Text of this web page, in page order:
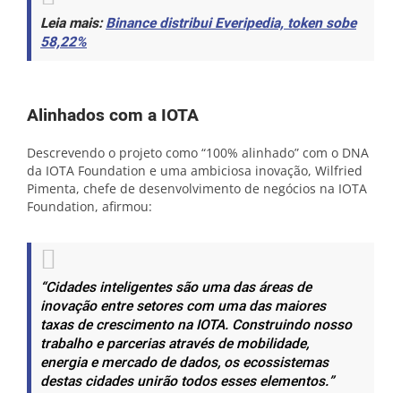
Leia mais:Binance distribui Everipedia, token sobe
58,22%
Alinhados com a IOTA
Descrevendo o projeto como “100% alinhado” com o DNA
da IOTA Foundation e uma ambiciosa inovação, Wilfried
Pimenta, chefe de desenvolvimento de negócios na IOTA
Foundation, afirmou:
“Cidades inteligentes são uma das áreas de
inovação entre setores com uma das maiores
taxas de crescimento na IOTA. Construindo nosso
trabalho e parcerias através de mobilidade,
energia e mercado de dados, os ecossistemas
destas cidades unirão todos esses elementos.”